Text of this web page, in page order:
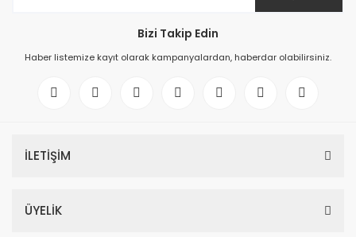
Bizi Takip Edin
Haber listemize kayıt olarak kampanyalardan, haberdar olabilirsiniz.
İLETİŞİM
ÜYELİK